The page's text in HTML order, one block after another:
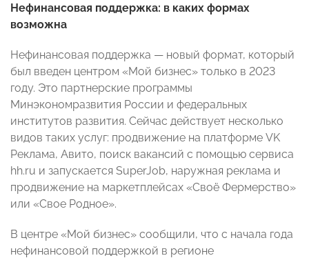
Нефинансовая поддержка: в каких формах
возможна
Нефинансовая поддержка — новый формат, который
был введен центром «Мой бизнес» только в 2023
году. Это партнерские программы
Минэкономразвития России и федеральных
институтов развития. Сейчас действует несколько
видов таких услуг: продвижение на платформе VK
Реклама, Авито, поиск вакансий с помощью сервиса
hh.ru и запускается SuperJob, наружная реклама и
продвижение на маркетплейсах «Своё Фермерство»
или «Свое Родное».
В центре «Мой бизнес» сообщили, что с начала года
нефинансовой поддержкой в регионе